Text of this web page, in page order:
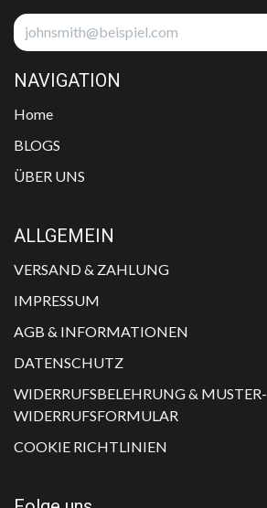
NAVIGATION
Home
BLOGS
ÜBER UNS
ALLGEMEIN
VERSAND & ​ZAHLUNG
IMPRESSUM
AGB & INFO​​RMATIONEN
DATENSCHUTZ
WIDERRUFSBELEHRUNG & MUSTER-
WIDERRUFSFORMULAR
COOKIE RICHTLINIEN